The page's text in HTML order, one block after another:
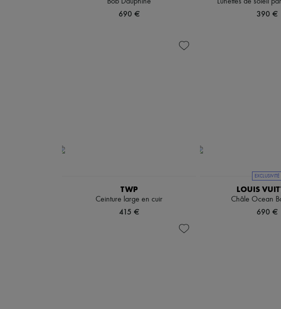
690 € 390 €
TWP
Ceinture large en cuir
415 €
EXCLUSIVITÉ
LOUIS
Châle Ocean
690 €